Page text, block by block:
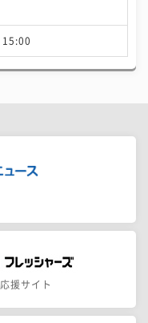
15:00
援サイト